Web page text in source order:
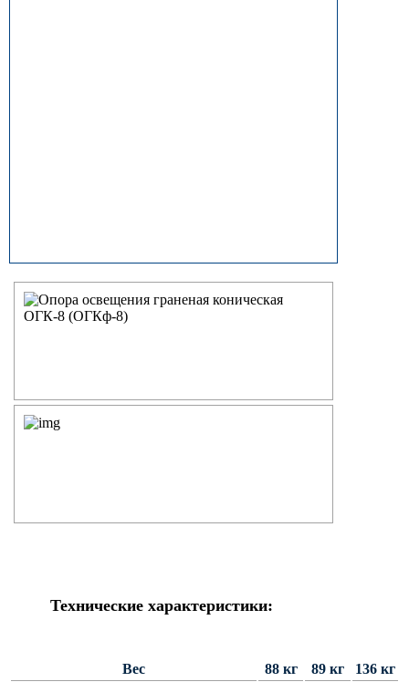
НФ Трубчатая опора освещения
Силовые опоры освещения
фланцевые опоры освещения
фланцевые
Технические характеристики:
Вес 88 кг 89 кг
136 кг